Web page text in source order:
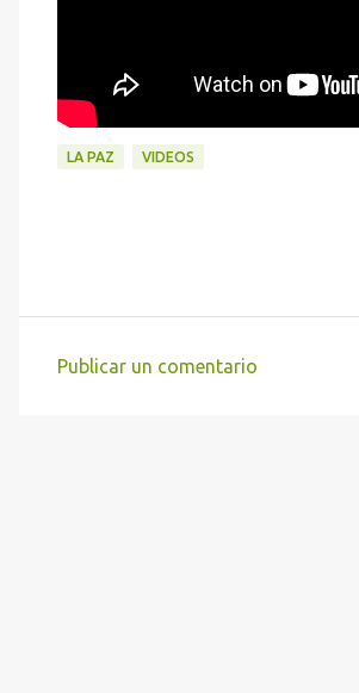
LA PAZ VIDEOS
Publicar un comentario